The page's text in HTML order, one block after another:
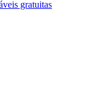
gratuitas